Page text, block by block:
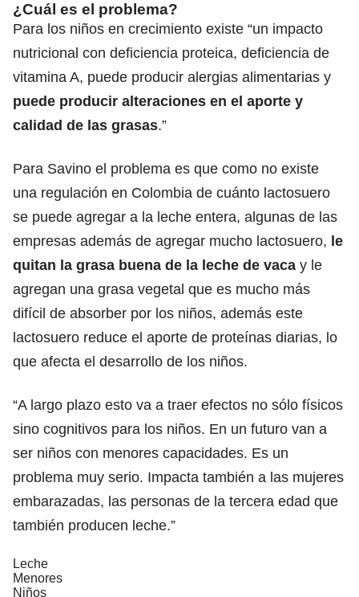
¿Cuál es el problema?
Para los niños en crecimiento existe “un impacto
nutricional con deficiencia proteica, deficiencia de
vitamina A, puede producir alergias alimentarias y
puede producir alteraciones en el aporte y
calidad de las grasas.”
Para Savino el problema es que como no existe
una regulación en Colombia de cuánto lactosuero
se puede agregar a la leche entera, algunas de las
empresas además de agregar mucho lactosuero, le
quitan la grasa buena de la leche de vaca y le
agregan una grasa vegetal que es mucho más
difícil de absorber por los niños, además este
lactosuero reduce el aporte de proteínas diarias, lo
que afecta el desarrollo de los niños.
“A largo plazo esto va a traer efectos no sólo físicos
sino cognitivos para los niños. En un futuro van a
ser niños con menores capacidades. Es un
problema muy serio. Impacta también a las mujeres
embarazadas, las personas de la tercera edad que
también producen leche.”
Leche
Menores
Niños